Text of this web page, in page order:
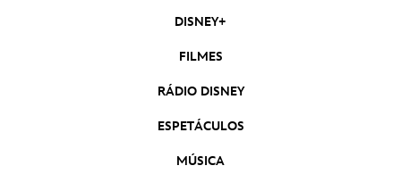
DISNEY+
FILMES
RÁDIO DISNEY
ESPETÁCULOS
MÚSICA